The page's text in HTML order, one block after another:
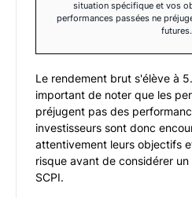
situation spécifique et vos
performances passées ne
futures.
Le rendement brut s'élève à
important de noter que les
préjugent pas des
investisseurs sont donc
attentivement leurs objectifs
risque avant de considérer
SCPI.